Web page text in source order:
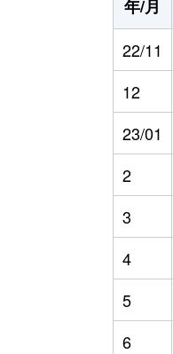
年/月
22/11
12
23/01
2
3
4
5
6